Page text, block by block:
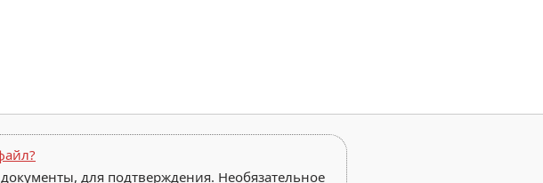
для подтверждения. Необязательное